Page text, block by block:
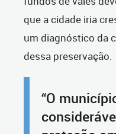
que a cidade iria
um diagnóstico da
dessa preservação.
“O